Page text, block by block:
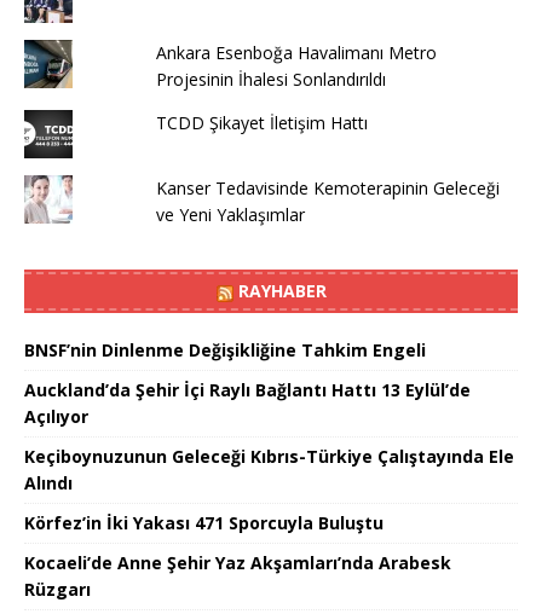
Ankara Esenboğa Havalimanı Metro
Projesinin İhalesi Sonlandırıldı
TCDD Şikayet İletişim Hattı
Kanser Tedavisinde Kemoterapinin Geleceği
ve Yeni Yaklaşımlar
RAYHABER
BNSF’nin Dinlenme Değişikliğine Tahkim Engeli
Auckland’da Şehir İçi Raylı Bağlantı Hattı 13 Eylül’de
Açılıyor
Keçiboynuzunun Geleceği Kıbrıs-Türkiye Çalıştayında Ele
Alındı
Körfez’in İki Yakası 471 Sporcuyla Buluştu
Kocaeli’de Anne Şehir Yaz Akşamları’nda Arabesk
Rüzgarı